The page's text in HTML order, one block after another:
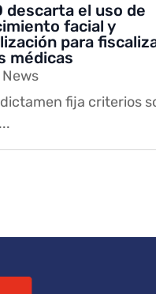
descarta el uso de
facial y
para
médicas
fija criterios